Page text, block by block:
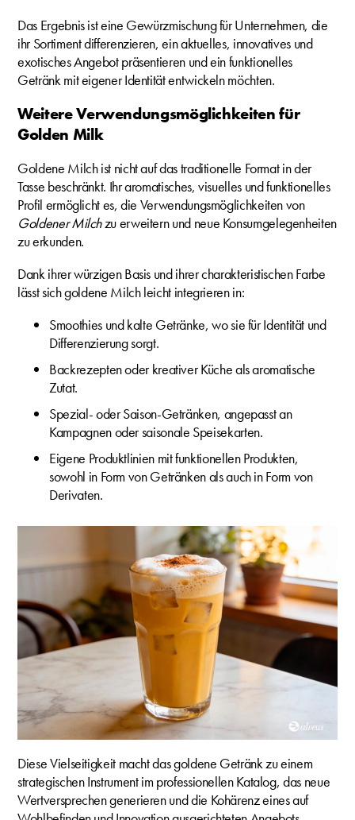
Das Ergebnis ist eine Gewürzmischung für Unternehmen, die
ihr Sortiment differenzieren, ein aktuelles, innovatives und
exotisches Angebot präsentieren und ein funktionelles
Getränk mit eigener Identität entwickeln möchten.
Weitere Verwendungsmöglichkeiten für
Golden Milk
Goldene Milch ist nicht auf das traditionelle Format in der
Tasse beschränkt. Ihr aromatisches, visuelles und funktionelles
Profil ermöglicht es, die Verwendungsmöglichkeiten von
Goldener Milchzu erweitern und neue Konsumgelegenheiten
zu erkunden.
Dank ihrer würzigen Basis und ihrer charakteristischen Farbe
lässt sich goldene Milch leicht integrieren in:
Smoothies und kalte Getränke, wo sie für Identität und
Differenzierung sorgt.
Backrezepten oder kreativer Küche als aromatische
Zutat.
Spezial- oder Saison-Getränken, angepasst an
Kampagnen oder saisonale Speisekarten.
Eigene Produktlinien mit funktionellen Produkten,
sowohl in Form von Getränken als auch in Form von
Derivaten.
Diese Vielseitigkeit macht das goldene Getränk zu einem
strategischen Instrument im professionellen Katalog, das neue
Wertversprechen generieren und die Kohärenz eines auf